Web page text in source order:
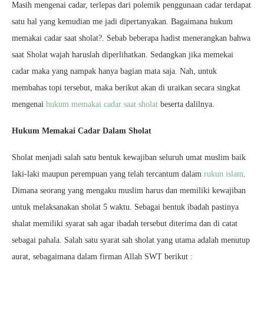
Masih mengenai cadar, terlepas dari polemik penggunaan cadar terdapat
satu hal yang kemudian me jadi dipertanyakan. Bagaimana hukum
memakai cadar saat sholat?. Sebab beberapa hadist menerangkan bahwa
saat Sholat wajah haruslah diperlihatkan. Sedangkan jika memekai
cadar maka yang nampak hanya bagian mata saja. Nah, untuk
membahas topi tersebut, maka berikut akan di uraikan secara singkat
mengenai hukum memakai cadar saat sholat beserta dalilnya.
Hukum Memakai Cadar Dalam Sholat
Sholat menjadi salah satu bentuk kewajiban seluruh umat muslim baik
laki-laki maupun perempuan yang telah tercantum dalam rukun islam.
Dimana seorang yang mengaku muslim harus dan memiliki kewajiban
untuk melaksanakan sholat 5 waktu. Sebagai bentuk ibadah pastinya
shalat memiliki syarat sah agar ibadah tersebut diterima dan di catat
sebagai pahala. Salah satu syarat sah sholat yang utama adalah menutup
aurat, sebagaimana dalam firman Allah SWT berikut :